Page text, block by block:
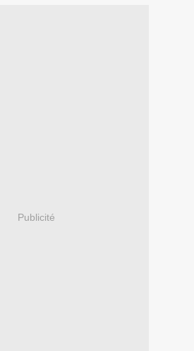
Publicité